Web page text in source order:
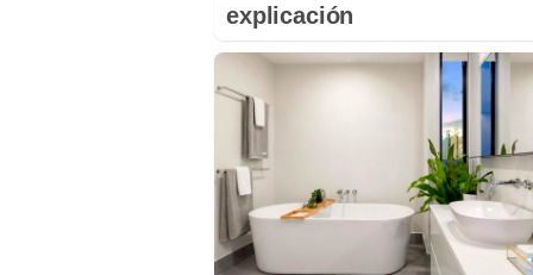
explicación